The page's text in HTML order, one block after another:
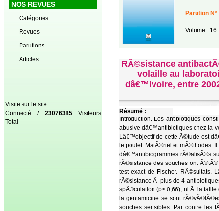
NOS REVUES
Catégories
Revues
Parutions
Articles
Visite sur le site
Connecté / 23076385Visiteurs
Total
Parution N°
Volume : 16
RÃ©sistance
volaille au
dâ€™Ivoire, entre
Résumé :
Introduction. Les antibiotiques
abusive dâ€™antibiotiques chez la
Lâ€™objectif de cette Ã©tude est
le poulet. MatÃ©riel et mÃ©thodes.
dâ€™antibiogrammes rÃ©alisÃ©s
rÃ©sistance des souches ont
test exact de Fischer. RÃ©sultats.
rÃ©sistance Ã plus de 4
spÃ©culation (p> 0,66), ni Ã la
la gentamicine se sont
souches sensibles. Par contre les